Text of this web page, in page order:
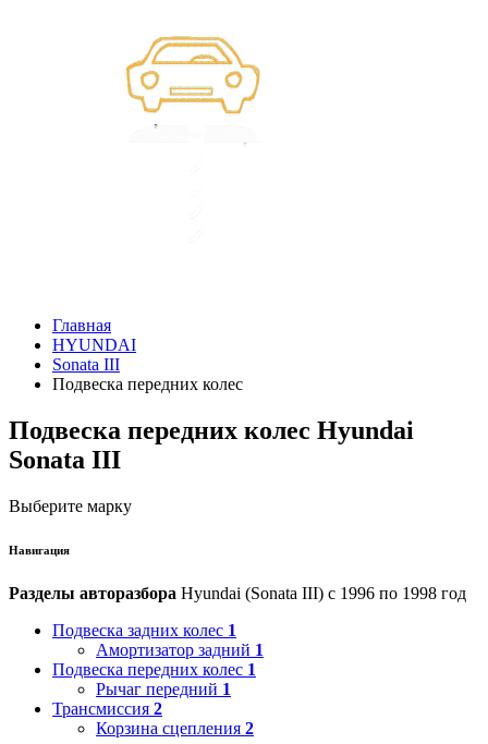
Главная
HYUNDAI
Sonata III
Подвеска передних колес
Подвеска передних колес Hyundai
Sonata III
Выберите марку
Навигация
Разделы авторазбора Hyundai (Sonata III) с 1996 по 1998 год
Подвеска задних колес 1
Амортизатор задний 1
Подвеска передних колес 1
Рычаг передний 1
Трансмиссия 2
Корзина сцепления 2